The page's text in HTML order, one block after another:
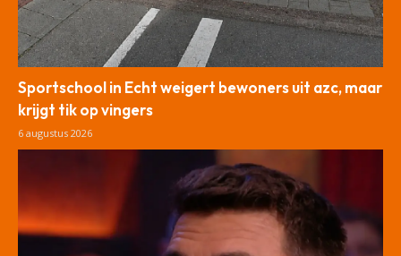
Sportschool in Echt weigert bewoners uit azc, maar
krijgt tik op vingers
6 augustus 2026